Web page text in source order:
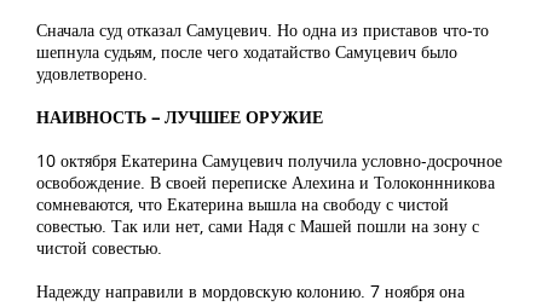
Сначала суд отказал Самуцевич. Но одна из приставов что-то
шепнула судьям, после чего ходатайство Самуцевич было
удовлетворено.
НАИВНОСТЬ – ЛУЧШЕЕ ОРУЖИЕ
10 октября Екатерина Самуцевич получила условно-досрочное
освобождение. В своей переписке Алехина и Толоконнникова
сомневаются, что Екатерина вышла на свободу с чистой
совестью. Так или нет, сами Надя с Машей пошли на зону с
чистой совестью.
Надежду направили в мордовскую колонию. 7 ноября она